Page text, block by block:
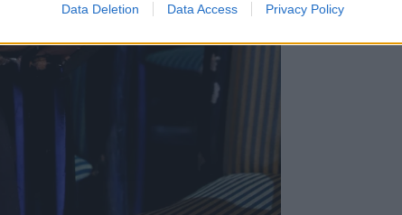
Data Deletion Data Access Privacy Policy